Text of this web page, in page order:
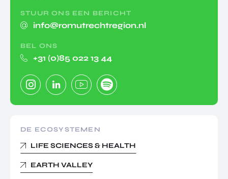
STUUR ONS EEN BERICHT
info@romutrechtregion.nl
BEL ONS
+31 (0)85 022 13 44
DE ECOSYSTEMEN
LIFE SCIENCES & HEALTH
EARTH VALLEY